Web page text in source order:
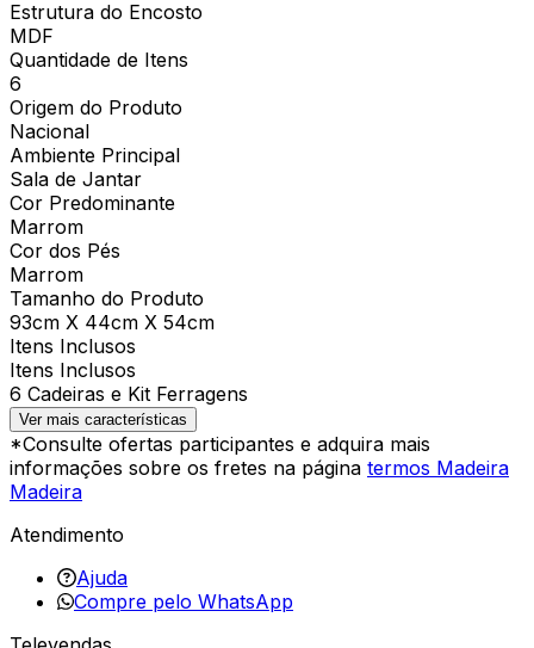
Estrutura do Encosto
MDF
Quantidade de Itens
6
Origem do Produto
Nacional
Ambiente Principal
Sala de Jantar
Cor Predominante
Marrom
Cor dos Pés
Marrom
Tamanho do Produto
93cm X 44cm X 54cm
Itens Inclusos
Itens Inclusos
6 Cadeiras e Kit Ferragens
Ver mais características
*Consulte ofertas participantes e adquira mais
informações sobre os fretes na página termos Madeira
Madeira
Atendimento
Ajuda
Compre pelo WhatsApp